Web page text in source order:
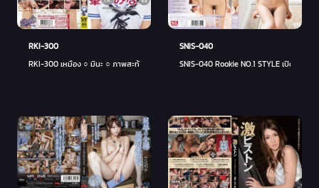
RKI-300
RKI-300 เหมือง ○ มินะ ○ ภาพสะท้อน
SNIS-040
SNIS-040 Rookie NO.1 STYLE เปิดตัว